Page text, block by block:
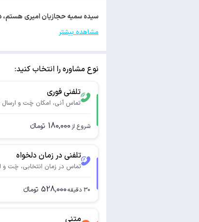
سیده سمیه حجازیان امیری هستم، دارای مدرک
مشاهده بیشتر
نوع مشاوره را انتخاب کنید:
تلفنی فوری
تماس آنی، امکان چَت و ارسال
شروع از 180,000 تومانء
تلفنی در زمان دلخواه
تماس در زمان انتخابی، چَت و
30 دقیقه528,000 تومانء
متنی